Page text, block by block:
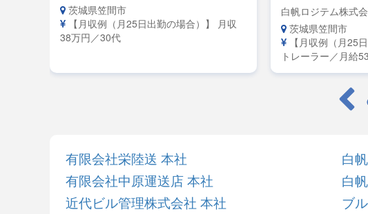
茨城県笠間市
【月収例（月25日出勤の場合）】 月収
38万円／30代
白帆ロジテム株式
茨城県笠間市
【月収例（月25
トレーラー／月給
レーラー／月給45
有限会社栄陸送 本社
有限会社中原運送店 本社
近代ビル管理株式会社 本社
白
白